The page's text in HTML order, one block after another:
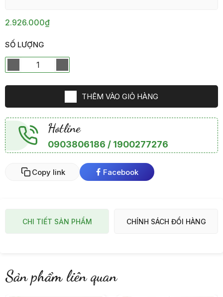
2.926.000₫
SỐ LƯỢNG
THÊM VÀO GIỎ HÀNG
Hotline
0903806186 / 1900277276
Copy link Facebook
CHI TIẾT SẢN PHẨM CHÍNH SÁCH ĐỔI HÀNG
Sản phẩm liên quan